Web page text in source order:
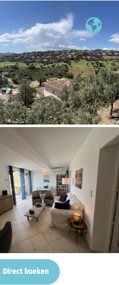
Direct boeken